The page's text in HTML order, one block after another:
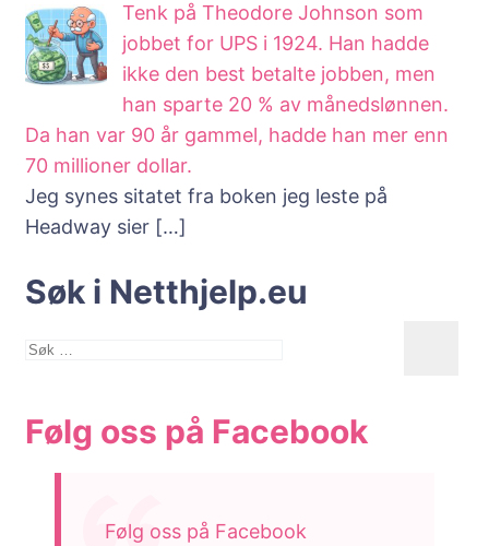
Tenk på Theodore Johnson som
jobbet for UPS i 1924. Han hadde
ikke den best betalte jobben, men
han sparte 20 % av månedslønnen.
Da han var 90 år gammel, hadde han mer enn
70 millioner dollar.
Jeg synes sitatet fra boken jeg leste på
Headway sier […]
Søk i Netthjelp.eu
Søk
Følg oss på Facebook
Følg oss på Facebook